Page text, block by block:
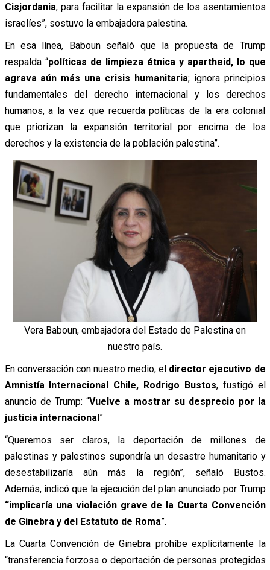
Cisjordania, para facilitar la expansión de los asentamientos
israelíes”, sostuvo la embajadora palestina.
En esa línea, Baboun señaló que la propuesta de Trump
respalda “políticas de limpieza étnica y apartheid, lo que
agrava aún más una crisis humanitaria; ignora principios
fundamentales del derecho internacional y los derechos
humanos, a la vez que recuerda políticas de la era colonial
que priorizan la expansión territorial por encima de los
derechos y la existencia de la población palestina”.
Vera Baboun, embajadora del Estado de Palestina en
nuestro país.
En conversación con nuestro medio, el director ejecutivo de
Amnistía Internacional Chile, Rodrigo Bustos, fustigó el
anuncio de Trump: “Vuelve a mostrar su desprecio por la
justicia internacional ”
“Queremos ser claros, la deportación de millones de
palestinas y palestinos supondría un desastre humanitario y
desestabilizaría aún más la región”, señaló Bustos.
Además, indicó que la ejecución del plan anunciado por Trump
“implicaría una violación grave de la Cuarta Convención
de Ginebra y del Estatuto de Roma”.
La Cuarta Convención de Ginebra prohíbe explícitamente la
“transferencia forzosa o deportación de personas protegidas